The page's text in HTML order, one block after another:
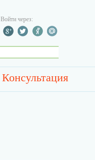
Войти через:
Консультация